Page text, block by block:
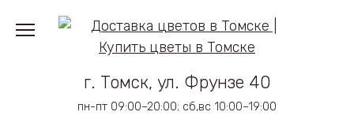
г. Томск, ул. Фрунзе 40
пн-пт 09:00–20:00; сб,вс 10:00–19:00